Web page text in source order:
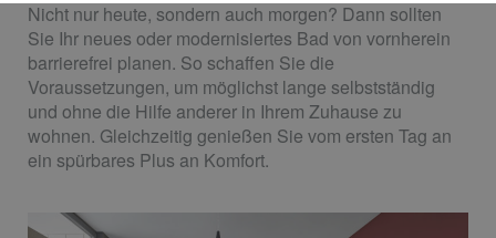
Nicht nur heute, sondern auch morgen? Dann sollten
Sie Ihr neues oder modernisiertes Bad von vornherein
barrierefrei planen. So schaffen Sie die
Voraussetzungen, um möglichst lange selbstständig
und ohne die Hilfe anderer in Ihrem Zuhause zu
wohnen. Gleichzeitig genießen Sie vom ersten Tag an
ein spürbares Plus an Komfort.